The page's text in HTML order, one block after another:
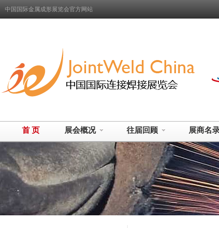
中国国际金属成形展览会官方网站
首 页 展会概况 往届回顾 展商名